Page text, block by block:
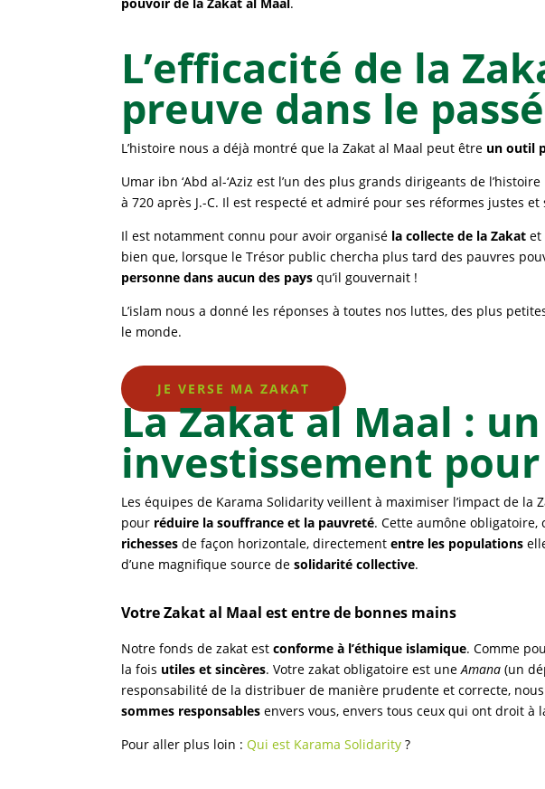
L’efficacité de la
preuve dans le passé
L’histoire nous a déjà montré que la Zakat al Maal peut être un outil
Umar ibn ‘Abd al-‘Aziz est l’un des plus grands dirigeants de
à 720 après J.-C. Il est respecté et admiré pour ses réformes justes
Il est notamment connu pour avoir organisé la collecte de la Zakat et
bien que, lorsque le Trésor public chercha plus tard des pauvres
personne dans aucun des pays qu’il gouvernait !
L’islam nous a donné les réponses à toutes nos luttes, des plus
le monde.
JE VERSE MA ZAKAT
La Zakat al Maal : un
investissement pour
Les équipes de Karama Solidarity veillent à maximiser l’impact de la
pour réduire la souffrance et la pauvreté. Cette aumône obligatoire,
richesses de façon horizontale, directemententre les populations
d’une magnifique source desolidarité collective.
Votre Zakat al Maal est entre de bonnes mains
Notre fonds de zakat estconforme à l’éthique islamique. Comme
la fois utiles et sincères. Votre zakat obligatoire est uneAmana (un
responsabilité de la distribuer de manière prudente et correcte,
sommes responsables envers vous, envers tous ceux qui ont droit à
Pour aller plus loin :Qui est Karama Solidarity ?